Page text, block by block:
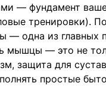
— фундамент
тренировки).
— одна из главных
мышцы — это не
защита для
простые